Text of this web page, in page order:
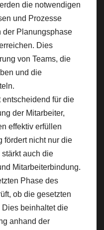
die notwendigen
und Prozesse
der Planungsphase
Dies
von Teams, die
und die
entscheidend für die
der Mitarbeiter,
effektiv erfüllen
fördert nicht nur die
auch die
Mitarbeiterbindung.
Phase des
ob die gesetzten
beinhaltet die
anhand der